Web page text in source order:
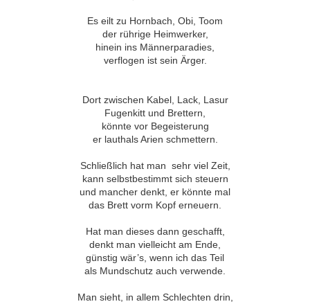
Es eilt zu Hornbach, Obi, Toom
der rührige Heimwerker,
hinein ins Männerparadies,
verflogen ist sein Ärger.
Dort zwischen Kabel, Lack, Lasur
Fugenkitt und Brettern,
könnte vor Begeisterung
er lauthals Arien schmettern.
Schließlich hat man sehr viel Zeit,
kann selbstbestimmt sich steuern
und mancher denkt, er könnte mal
das Brett vorm Kopf erneuern.
Hat man dieses dann geschafft,
denkt man vielleicht am Ende,
günstig wär’s, wenn ich das Teil
als Mundschutz auch verwende.
Man sieht, in allem Schlechten drin,